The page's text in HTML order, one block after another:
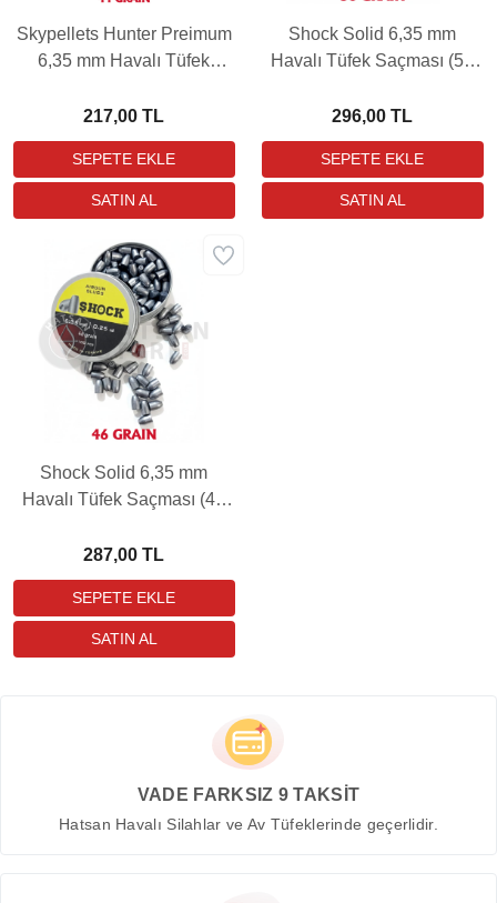
Skypellets Hunter Preimum
6,35 mm Havalı Tüfek
Adet)
217,00 TL
Shock Solid 6,35 mm
Havalı Tüfek Saçması (50
296,00 TL
Shock Solid 6,35 mm
Havalı Tüfek Saçması (46
287,00 TL
VADE FARKSIZ 9 TAKSİT
Hatsan Havalı Silahlar ve Av Tüfeklerinde geçerlidir.